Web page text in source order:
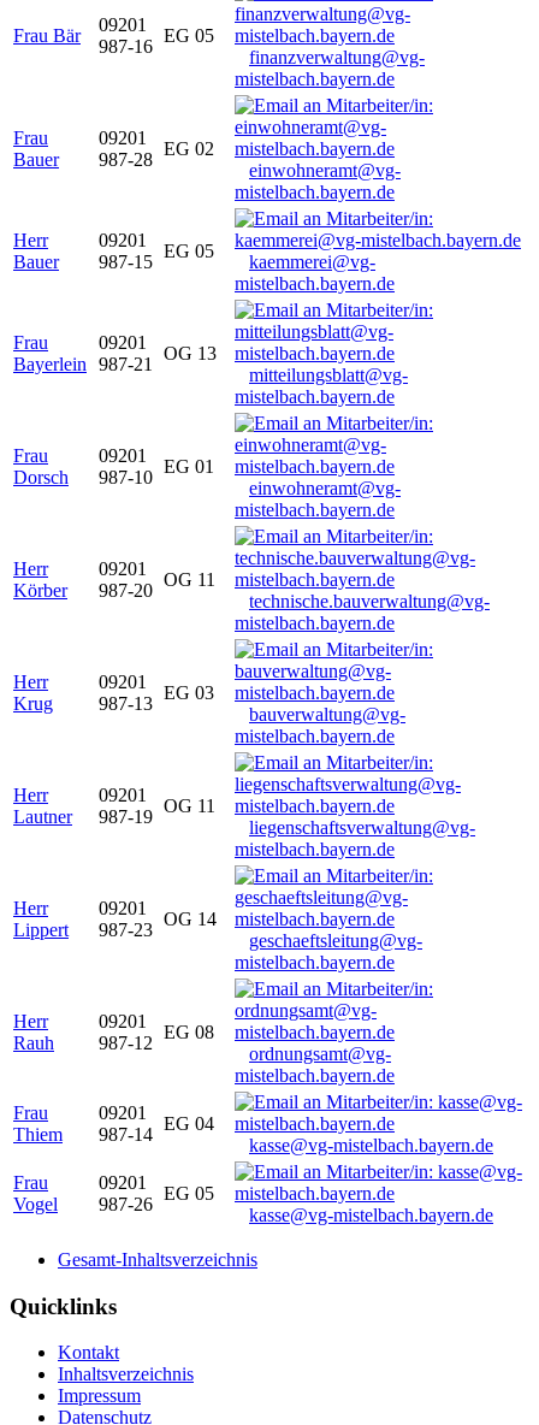
Frau Bär
09201
987-16
EG 05
finanzverwaltung@vg-
mistelbach.bayern.de
Frau
Bauer
09201
987-28
EG 02
einwohneramt@vg-
mistelbach.bayern.de
Herr
Bauer
09201
987-15
EG 05
kaemmerei@vg-
mistelbach.bayern.de
Frau
Bayerlein
09201
987-21
OG 13
mitteilungsblatt@vg-
mistelbach.bayern.de
Frau
Dorsch
09201
987-10
EG 01
einwohneramt@vg-
mistelbach.bayern.de
Herr
Körber
09201
987-20
OG 11
technische.bauverwaltung@vg-
mistelbach.bayern.de
Herr
Krug
09201
987-13
EG 03
bauverwaltung@vg-
mistelbach.bayern.de
Herr
Lautner
09201
987-19
OG 11
liegenschaftsverwaltung@vg-
mistelbach.bayern.de
Herr
Lippert
09201
987-23
OG 14
geschaeftsleitung@vg-
mistelbach.bayern.de
Herr
Rauh
09201
987-12
EG 08
ordnungsamt@vg-
mistelbach.bayern.de
Frau
Thiem
09201
987-14
EG 04
kasse@vg-mistelbach.bayern.de
Frau
Vogel
09201
987-26
EG 05
kasse@vg-mistelbach.bayern.de
Gesamt-Inhaltsverzeichnis
Quicklinks
Kontakt
Inhaltsverzeichnis
Impressum
Datenschutz